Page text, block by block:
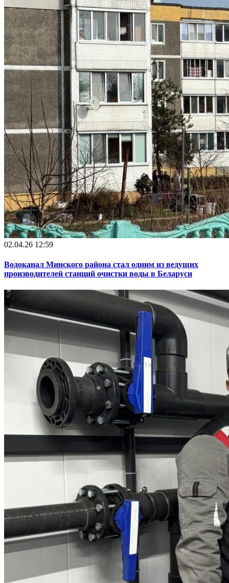
02.04.26 12:59
Водоканал Минского района стал одним из ведущих
производителей станций очистки воды в Беларуси